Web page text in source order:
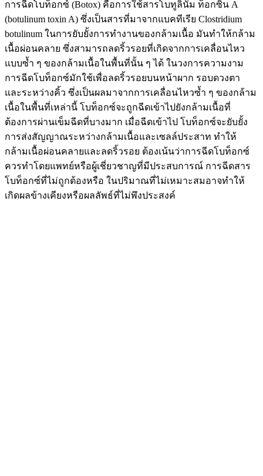
การฉีดโบท็อกซ์ (Botox) คือการใช้สารโบทูลินัม ท็อกซิน A
(botulinum toxin A) ซึ่งเป็นสารที่มาจากแบคทีเรีย Clostridium
botulinum ในการยับยั้งการทำงานของกล้ามเนื้อ มันทำให้กล้าม
เนื้อผ่อนคลาย ซึ่งสามารถลดริ้วรอยที่เกิดจากการเคลื่อนไหว
แบบซ้ำ ๆ ของกล้ามเนื้อในพื้นที่นั้น ๆ ได้ ในวงการความงาม
การฉีดโบท็อกซ์มักใช้เพื่อลดริ้วรอยบนหน้าผาก รอบดวงตา
และระหว่างคิ้ว ซึ่งเป็นผลมาจากการเคลื่อนไหวซ้ำ ๆ ของกล้าม
เนื้อในพื้นที่เหล่านี้ โบท็อกซ์จะถูกฉีดเข้าไปยังกล้ามเนื้อที่
ต้องการผ่านเข็มฉีดที่บางมาก เมื่อฉีดเข้าไป โบท็อกซ์จะยับยั้ง
การส่งสัญญาณระหว่างกล้ามเนื้อและเซลล์ประสาท ทำให้
กล้ามเนื้อผ่อนคลายและลดริ้วรอย ต้องเน้นว่าการฉีดโบท็อกซ์
ควรทำโดยแพทย์หรือผู้เชี่ยวชาญที่มีประสบการณ์ การฉีดสาร
โบท็อกซ์ที่ไม่ถูกต้องหรือ ในปริมาณที่ไม่เหมาะสมอาจทำให้
เกิดผลข้างเคียงหรือผลลัพธ์ที่ไม่พึงประสงค์